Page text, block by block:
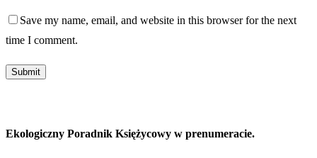
Save my name, email, and website in this browser for the next
time I comment.
Ekologiczny Poradnik Księżycowy w prenumeracie.